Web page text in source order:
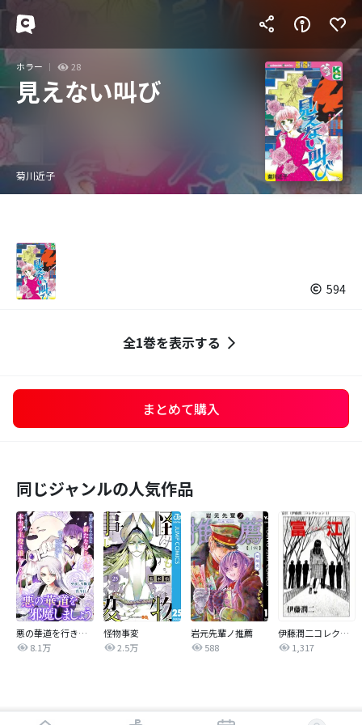
ホラー 28
見えない叫び
菊川近子
594
全1巻を表示する
まとめて購入
同じジャンルの人気作品
悪の華道を行きましょう
8.1万
怪物事変
2.5万
岩元先輩ノ推薦
588
伊藤潤二コレクション
1,317